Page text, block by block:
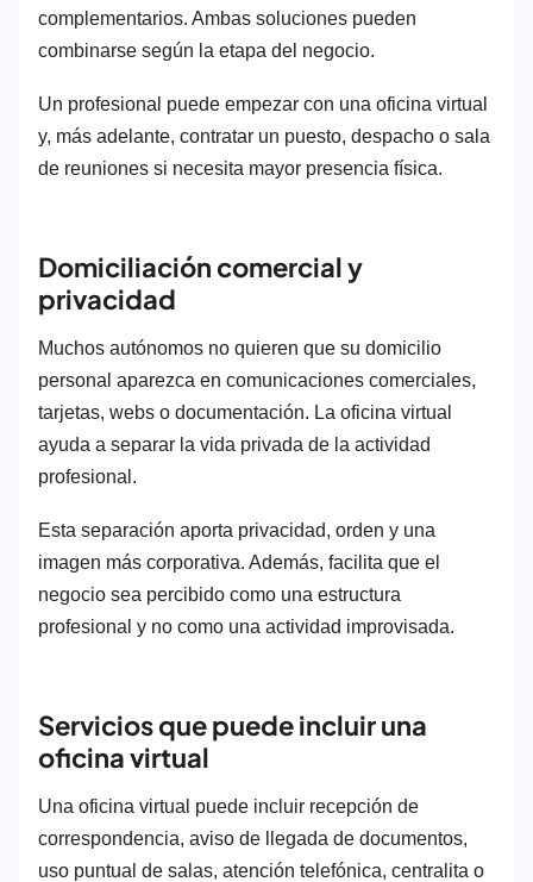
complementarios. Ambas soluciones pueden
combinarse según la etapa del negocio.
Un profesional puede empezar con una oficina virtual
y, más adelante, contratar un puesto, despacho o sala
de reuniones si necesita mayor presencia física.
Domiciliación comercial y
privacidad
Muchos autónomos no quieren que su domicilio
personal aparezca en comunicaciones comerciales,
tarjetas, webs o documentación. La oficina virtual
ayuda a separar la vida privada de la actividad
profesional.
Esta separación aporta privacidad, orden y una
imagen más corporativa. Además, facilita que el
negocio sea percibido como una estructura
profesional y no como una actividad improvisada.
Servicios que puede incluir una
oficina virtual
Una oficina virtual puede incluir recepción de
correspondencia, aviso de llegada de documentos,
uso puntual de salas, atención telefónica, centralita o